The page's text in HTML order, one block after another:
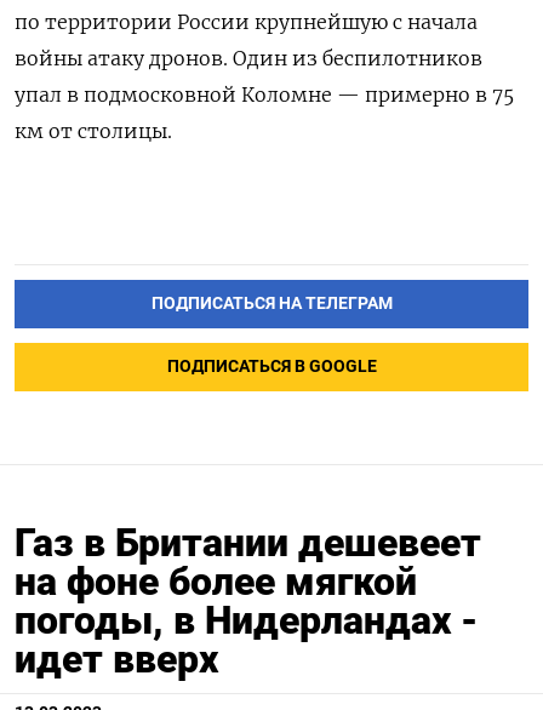
по территории России крупнейшую с начала
войны атаку дронов. Один из беспилотников
упал в подмосковной Коломне — примерно в 75
км от столицы.
ПОДПИСАТЬСЯ НА ТЕЛЕГРАМ
ПОДПИСАТЬСЯ В GOOGLE
Газ в Британии дешевеет
на фоне более мягкой
погоды, в Нидерландах -
идет вверх